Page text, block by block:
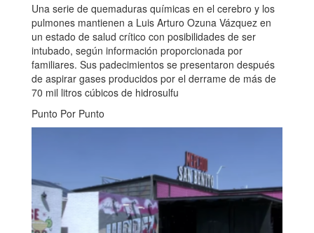
Una serie de quemaduras químicas en el cerebro y los
pulmones mantienen a Luis Arturo Ozuna Vázquez en
un estado de salud crítico con posibilidades de ser
intubado, según información proporcionada por
familiares. Sus padecimientos se presentaron después
de aspirar gases producidos por el derrame de más de
70 mil litros cúbicos de hidrosulfu
Punto Por Punto